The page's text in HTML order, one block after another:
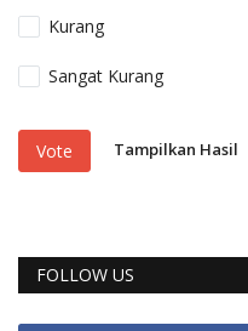
Kurang
Sangat Kurang
Vote Tampilkan Hasil
FOLLOW US